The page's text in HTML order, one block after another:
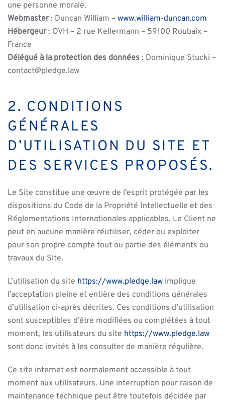
une personne morale.
Webmaster: Duncan William – www.william-duncan.com
Hébergeur: OVH – 2 rue Kellermann – 59100 Roubaix –
France
Délégué à la protection des données : Dominique Stucki –
contact
pledge.law
2. CONDITIONS
GÉNÉRALES
D’UTILISATION DU SITE ET
DES SERVICES PROPOSÉS.
Le Site constitue une œuvre de l’esprit protégée par les
dispositions du Code de la Propriété Intellectuelle et des
Réglementations Internationales applicables. Le Client ne
peut en aucune manière réutiliser, céder ou exploiter
pour son propre compte tout ou partie des éléments ou
travaux du Site.
L’utilisation du site https://www.pledge.law implique
l’acceptation pleine et entière des conditions générales
d’utilisation ci-après décrites. Ces conditions d’utilisation
sont susceptibles d’être modifiées ou complétées à tout
moment, les utilisateurs du site https://www.pledge.law
sont donc invités à les consulter de manière régulière.
Ce site internet est normalement accessible à tout
moment aux utilisateurs. Une interruption pour raison de
maintenance technique peut être toutefois décidée par